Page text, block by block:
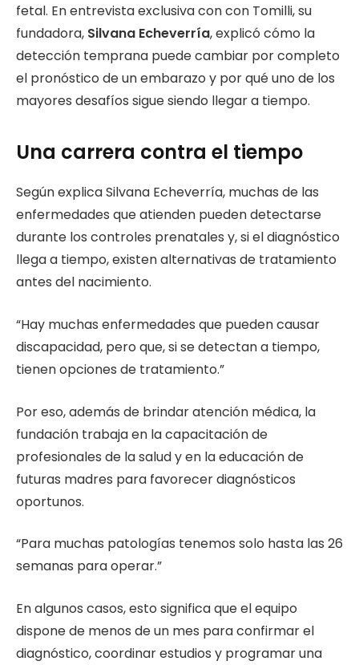
fetal. En entrevista exclusiva con con Tomilli, su
fundadora, Silvana Echeverría, explicó cómo la
detección temprana puede cambiar por completo
el pronóstico de un embarazo y por qué uno de los
mayores desafíos sigue siendo llegar a tiempo.
Una carrera contra el tiempo
Según explica Silvana Echeverría, muchas de las
enfermedades que atienden pueden detectarse
durante los controles prenatales y, si el diagnóstico
llega a tiempo, existen alternativas de tratamiento
antes del nacimiento.
“Hay muchas enfermedades que pueden causar
discapacidad, pero que, si se detectan a tiempo,
tienen opciones de tratamiento.”
Por eso, además de brindar atención médica, la
fundación trabaja en la capacitación de
profesionales de la salud y en la educación de
futuras madres para favorecer diagnósticos
oportunos.
“Para muchas patologías tenemos solo hasta las 26
semanas para operar.”
En algunos casos, esto significa que el equipo
dispone de menos de un mes para confirmar el
diagnóstico, coordinar estudios y programar una